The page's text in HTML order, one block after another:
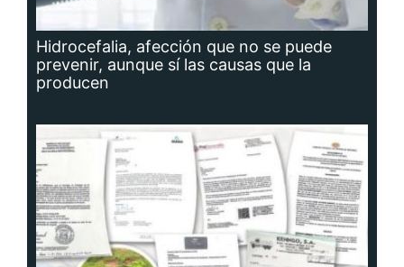
Hidrocefalia, afección que no se puede
prevenir, aunque sí las causas que la
producen